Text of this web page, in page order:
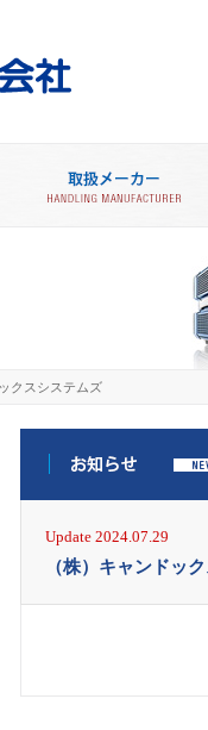
クスシステムズ
Update 2024.07.29
（株）キャンドッ